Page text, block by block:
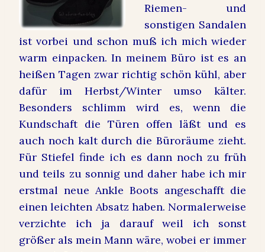
Riemen- und
sonstigen Sandalen
ist vorbei und schon muß ich mich wieder
warm einpacken. In meinem Büro ist es an
heißen Tagen zwar richtig schön kühl, aber
dafür im Herbst/Winter umso kälter.
Besonders schlimm wird es, wenn die
Kundschaft die Türen offen läßt und es
auch noch kalt durch die Büroräume zieht.
Für Stiefel finde ich es dann noch zu früh
und teils zu sonnig und daher habe ich mir
erstmal neue Ankle Boots angeschafft die
einen leichten Absatz haben. Normalerweise
verzichte ich ja darauf weil ich sonst
größer als mein Mann wäre, wobei er immer